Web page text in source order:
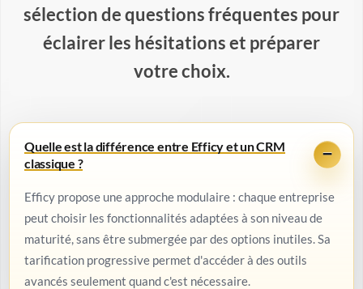
sélection de questions fréquentes pour
éclairer les hésitations et préparer
votre choix.
Quelle est la différence entre Efficy et un CRM
classique ?
Efficy propose une approche modulaire : chaque entreprise
peut choisir les fonctionnalités adaptées à son niveau de
maturité, sans être submergée par des options inutiles. Sa
tarification progressive permet d'accéder à des outils
avancés seulement quand c'est nécessaire.